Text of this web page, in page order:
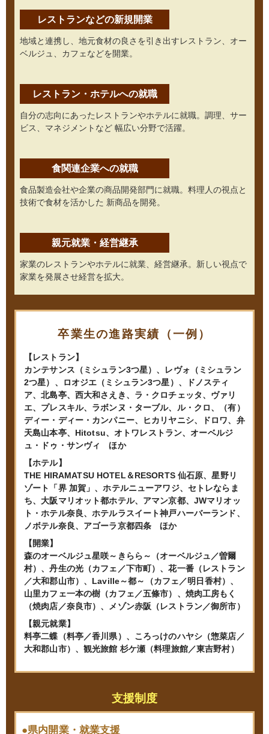
レストランなどの新規開業
地域と連携し、地元食材の良さを引き出すレストラン、オー
ベルジュ、カフェなどを開業。
レストラン・ホテルへの就職
自分の志向にあったレストランやホテルに就職。調理、サー
ビス、マネジメントなど 幅広い分野で活躍。
食関連企業への就職
食品製造会社や企業の商品開発部門に就職。料理人の視点と
技術で食材を活かした 新商品を開発。
親元就業・経営継承
家業のレストランやホテルに就業、経営継承。新しい視点で
家業を発展させ経営を拡大。
卒業生の進路実績（一例）
【レストラン】
カンテサンス（ミシュラン3つ星）、レヴォ（ミシュラン
2つ星）、ロオジエ（ミシュラン3つ星）、ドノスティ
ア、北島亭、西大和さえき、ラ・クロチェッタ、ヴァリ
エ、プレスキル、ラボンヌ・ターブル、ル・クロ、（有）
ディー・ディー・カンパニー、ヒカリヤニシ、ドロワ、弁
天島山本亭、Hitotsu、オトワレストラン、オーベルジ
ュ・ドゥ・サンヴィ ほか
【ホテル】
THE HIRAMATSU HOTEL＆RESORTS 仙石原、星野リ
ゾート「界 加賀」、ホテルニューアワジ、セトレならま
ち、大阪マリオット都ホテル、アマン京都、JWマリオッ
ト・ホテル奈良、ホテルラスイート神戸ハーバーランド、
ノボテル奈良、アゴーラ京都四条 ほか
【開業】
森のオーベルジュ星咲～きらら～（オーベルジュ／曽爾
村）、丹生の光（カフェ／下市町）、花一番（レストラン
／大和郡山市）、Laville～都～（カフェ／明日香村）、
山里カフェ一本の樹（カフェ／五條市）、焼肉工房もく
（焼肉店／奈良市）、メゾン赤阪（レストラン／御所市）
【親元就業】
料亭二蝶（料亭／香川県）、ころっけのハヤシ（惣菜店／
大和郡山市）、観光旅館 杉ケ瀬（料理旅館／東吉野村）
支援制度
●県内開業・就業支援